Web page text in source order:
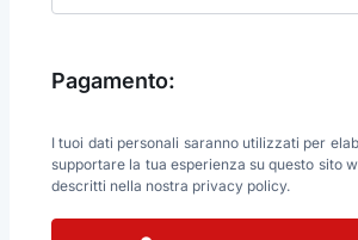
Pagamento:
I tuoi dati personali saranno utilizzati per
supportare la tua esperienza su questo sito
descritti nella nostra privacy policy.